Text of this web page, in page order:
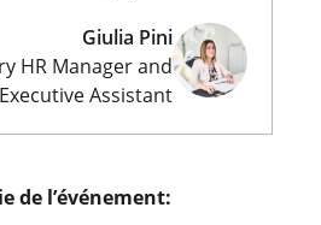
Giulia Pini
HR Manager and
Executive Assistant
de l’événement: